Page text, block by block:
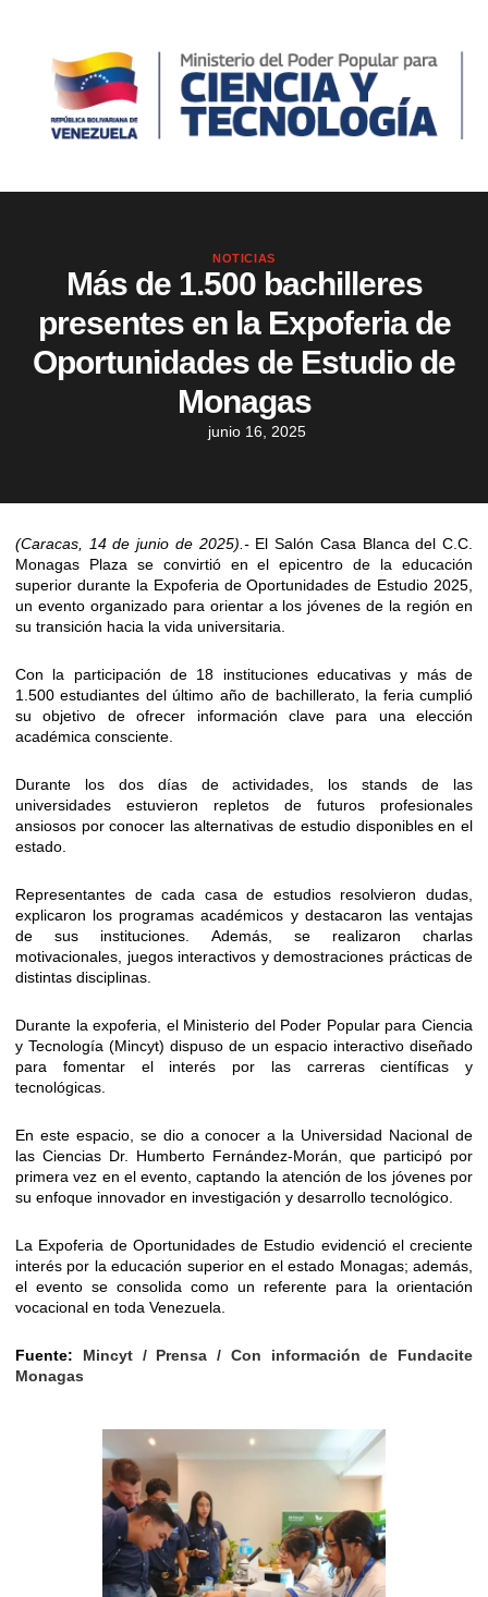
NOTICIAS
Más de 1.500 bachilleres
presentes en la Expoferia de
Oportunidades de Estudio de
Monagas
junio 16, 2025
(Caracas, 14 de junio de 2025).-El Salón Casa Blanca del C.C.
Monagas Plaza se convirtió en el epicentro de la educación
superior durante la Expoferia de Oportunidades de Estudio 2025,
un evento organizado para orientar a los jóvenes de la región en
su transición hacia la vida universitaria.
Con la participación de 18 instituciones educativas y más de
1.500 estudiantes del último año de bachillerato, la feria cumplió
su objetivo de ofrecer información clave para una elección
académica consciente.
Durante los dos días de actividades, los stands de las
universidades estuvieron repletos de futuros profesionales
ansiosos por conocer las alternativas de estudio disponibles en el
estado.
Representantes de cada casa de estudios resolvieron dudas,
explicaron los programas académicos y destacaron las ventajas
de sus instituciones. Además, se realizaron charlas
motivacionales, juegos interactivos y demostraciones prácticas de
distintas disciplinas.
Durante la expoferia, el Ministerio del Poder Popular para Ciencia
y Tecnología (Mincyt) dispuso de un espacio interactivo diseñado
para fomentar el interés por las carreras científicas y
tecnológicas.
En este espacio, se dio a conocer a la Universidad Nacional de
las Ciencias Dr. Humberto Fernández-Morán, que participó por
primera vez en el evento, captando la atención de los jóvenes por
su enfoque innovador en investigación y desarrollo tecnológico.
La Expoferia de Oportunidades de Estudio evidenció el creciente
interés por la educación superior en el estado Monagas; además,
el evento se consolida como un referente para la orientación
vocacional en toda Venezuela.
Fuente: Mincyt / Prensa / Con información de Fundacite
Monagas